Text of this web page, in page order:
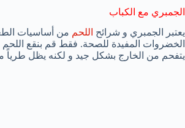
الجمبري مع الكباب
يعتبر الجمبري و شرائح اللحم من أساسيات
الخضروات المفيدة للصحة. فقط قم بنقع
يتفحم من الخارج بشكل جيد و لكنه يظل طرياً